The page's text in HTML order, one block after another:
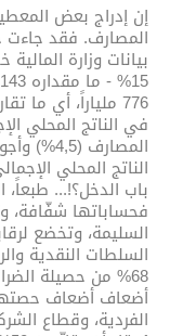
إن إدراج بعض
المصارف. فقد جاءت
الناتج المحلي
باب الدخل؟!... طبعاً،
فحساباتها شفّافة،
السليمة، وتخضع
السلطات النقدية
68% من حصيلة
أضعاف أضعاف
الفردية، وقطاع